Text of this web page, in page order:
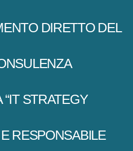
DIRETTO DEL
STRATEGY
RESPONSABILE